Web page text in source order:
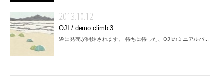
2013.10.12
OJI / demo climb 3
遂に発売が開始されます。 待ちに待った、OJIのミニアルバ...